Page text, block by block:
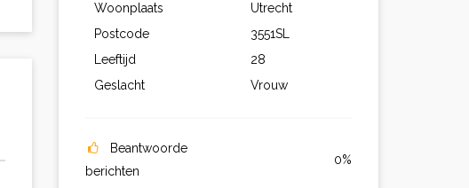
Woonplaats
Utrecht
Postcode
3551SL
Leeftijd
28
Geslacht
Vrouw
Beantwoorde
berichten
0%